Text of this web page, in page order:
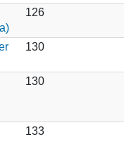
126
130
130
133